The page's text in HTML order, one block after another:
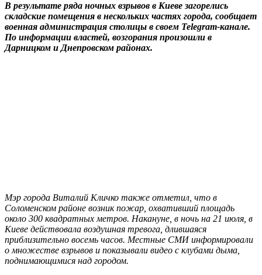
В результате ряда ночных взрывов в Киеве загорелись
складские помещения в нескольких частях города, сообщает
военная администрация столицы в своем Telegram-канале.
По информации властей, возгорания произошли в
Дарницком и Днепровском районах.
Мэр города Виталий Кличко также отметил, что в
Соломенском районе возник пожар, охвативший площадь
около 300 квадратных метров. Накануне, в ночь на 21 июля, в
Киеве действовала воздушная тревога, длившаяся
приблизительно восемь часов. Местные СМИ информировали
о множестве взрывов и показывали видео с клубами дыма,
поднимающимися над городом.